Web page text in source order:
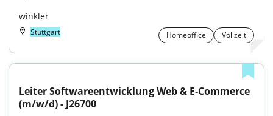
winkler
Stuttgart Homeoffice Vollzeit
Leiter Softwareentwicklung Web & E‑Commerce
(m/w/d) - J26700